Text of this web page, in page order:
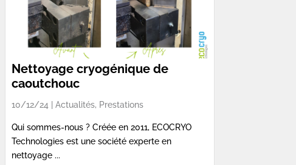
Nettoyage cryogénique de
caoutchouc
10/12/24 | Actualités, Prestations
Qui sommes-nous ? Créée en 2011, ECOCRYO
Technologies est une société experte en
nettoyage ...